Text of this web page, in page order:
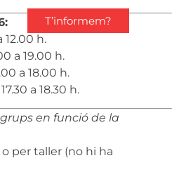
T’informem?
12.00 h.
a 19.00 h.
a 18.00 h.
a 18.30 h.
en funció de la
per taller (no hi ha